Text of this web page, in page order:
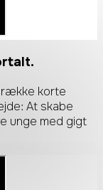
række korte
At skabe
unge med gigt